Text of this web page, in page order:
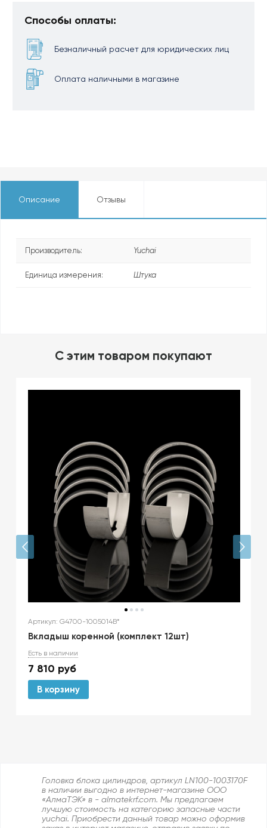
Способы оплаты:
Безналичный расчет для юридических лиц
Оплата наличными в магазине
Описание Отзывы
Производитель: Yuchai
Единица измерения: Штука
C этим товаром покупают
Артикул: G4700-1005014B*
Вкладыш коренной (комплект 12шт)
Есть в наличии
7 810 руб
В корзину
Головка блока цилиндров, артикул LN100-1003170F
в наличии выгодно в интернет-магазине ООО
«АлмаТЭК» в - almatekrf.com. Мы предлагаем
лучшую стоимость на категорию запасные части
yuchai. Приобрести данный товар можно оформив